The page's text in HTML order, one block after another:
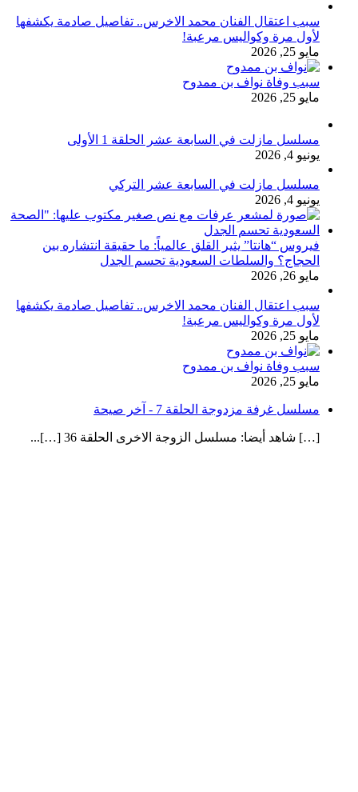
سبب اعتقال الفنان محمد الاخرس.. تفاصيل صادمة يكشفها
لأول مرة وكواليس مرعبة!
مايو 25, 2026
سبب وفاة نواف بن ممدوح
مايو 25, 2026
مسلسل مازلت في السابعة عشر الحلقة 1 الأولى
يونيو 4, 2026
مسلسل مازلت في السابعة عشر التركي
يونيو 4, 2026
فيروس “هانتا” يثير القلق عالمياً: ما حقيقة انتشاره بين
الحجاج؟ والسلطات السعودية تحسم الجدل
مايو 26, 2026
سبب اعتقال الفنان محمد الاخرس.. تفاصيل صادمة يكشفها
لأول مرة وكواليس مرعبة!
مايو 25, 2026
سبب وفاة نواف بن ممدوح
مايو 25, 2026
مسلسل غرفة مزدوجة الحلقة 7 - آخر صيحة
[…] شاهد أيضا: مسلسل الزوجة الاخرى الحلقة 36 […]...